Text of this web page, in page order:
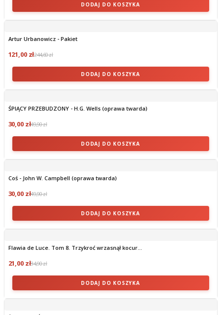
DODAJ DO KOSZYKA
Artur Urbanowicz - Pakiet
121,00 zł244,60 zł
DODAJ DO KOSZYKA
ŚPIĄCY PRZEBUDZONY - H.G. Wells (oprawa twarda)
30,00 zł49,90 zł
DODAJ DO KOSZYKA
Coś - John W. Campbell (oprawa twarda)
30,00 zł49,90 zł
DODAJ DO KOSZYKA
Flawia de Luce. Tom 8. Trzykroć wrzasnął kocur...
21,00 zł34,90 zł
DODAJ DO KOSZYKA